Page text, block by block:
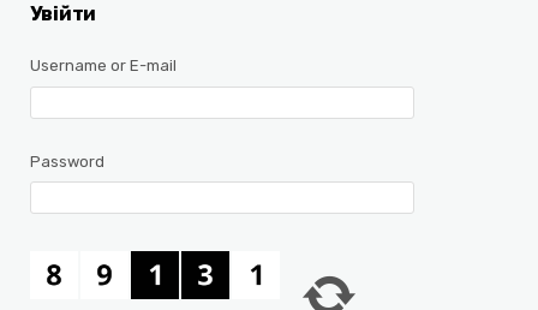
Увійти
Username or E-mail
Password